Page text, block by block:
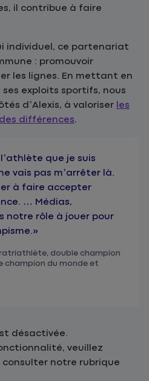
il contribue à faire
individuel, ce partenariat
: promouvoir
les lignes. En mettant en
exploits sportifs, nous
d’Alexis, à valoriser les
différences.
que je suis
vais pas m’arrêter là.
à faire accepter
… Médias,
notre rôle à jouer pour
double champion
champion du monde et
désactivée.
veuillez
consulter notre rubrique